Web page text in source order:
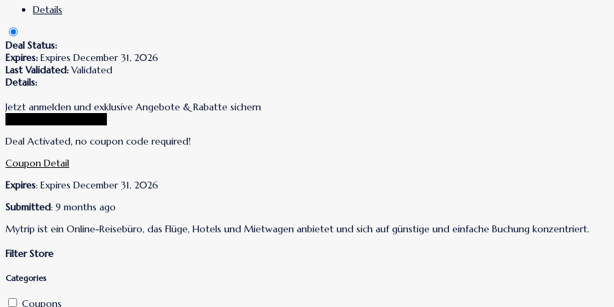
Details
Deal Status:
Expires: Expires December 31, 2026
Last Validated: Validated
Details:
Jetzt anmelden und exklusive Angebote & Rabatte sichern
Deal Activated, no coupon code required!
Coupon Detail
Expires: Expires December 31, 2026
Submitted: 9 months ago
Mytrip ist ein Online-Reisebüro, das Flüge, Hotels und Mietwagen anbietet und sich auf günstige und einfache Buchung konzentriert.
Filter Store
Categories
Coupons